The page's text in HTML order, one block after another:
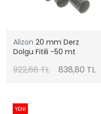
Alizon 20 mm Derz
Dolgu Fitili -50 mt
922,68 TL 838,80 TL
YENİ